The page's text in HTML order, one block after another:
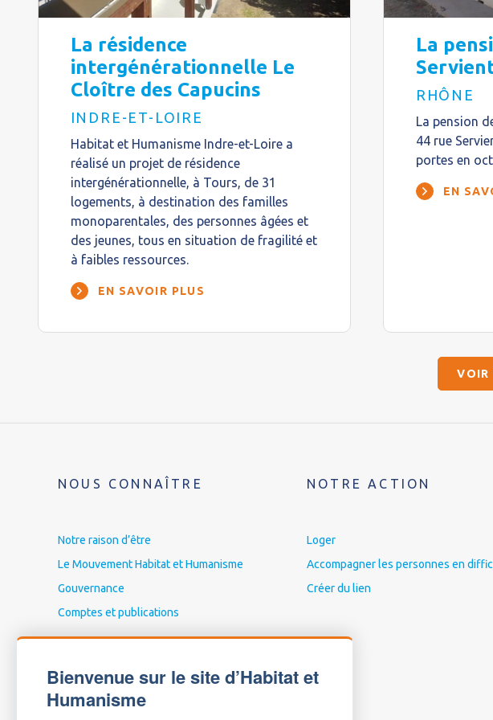
Bienvenue sur le site d’Habitat et
Humanisme
La résidence
intergénérationnelle Le
Cloître des Capucins
INDRE-ET-LOIRE
Habitat et Humanisme Indre-et-Loire a
réalisé un projet de résidence
intergénérationnelle, à Tours, de 31
logements, à destination des familles
monoparentales, des personnes âgées et
des jeunes, tous en situation de fragilité et
à faibles ressources.
EN SAVOIR PLUS
La
RHÔNE
La pension
44 rue
portes en
EN
VOIR
NOUS CONNAÎTRE
Notre raison d’être
Le Mouvement Habitat et Humanisme
Gouvernance
Comptes et publications
NOTRE ACTION
Loger
Accompagner les personnes en
Créer du lien